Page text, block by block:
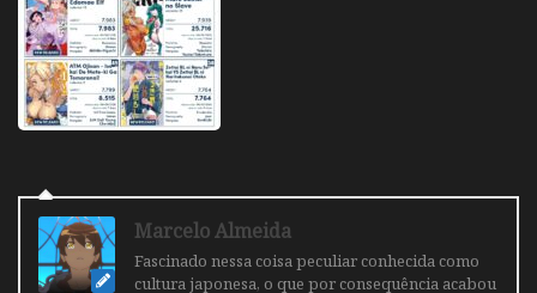
Marcelo Almeida
Fascinado nessa coisa peculiar conhecida como
cultura japonesa, o que por consequência acabou